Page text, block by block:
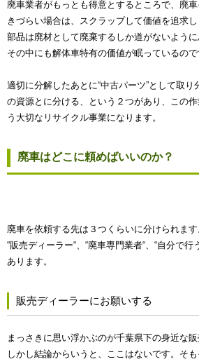
廃車業者がもっとも得意とするところで、廃
きづらい場合は、スクラップして価値を追求
部品は廃材として廃棄するしか道がないよう
その中にも解体車特有の価値が眠っているので
適切に分解したあとに“中古パーツ”として取
の資源とに分ける、という２つがあり、この
う大切なリサイクル事業になります。
廃車はどこに頼めばいいのか？
廃車を依頼する先は３つくらいに分けられます
“販売ディーラー“、“廃車専門業者“、“自分で
あります。
販売ディーラーにお願いする
まっさきに思い浮かぶのが千葉県下の身近な販
しかし結論からいうと、ここはないです。そ